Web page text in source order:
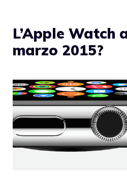
L’Apple Watch
marzo 2015?